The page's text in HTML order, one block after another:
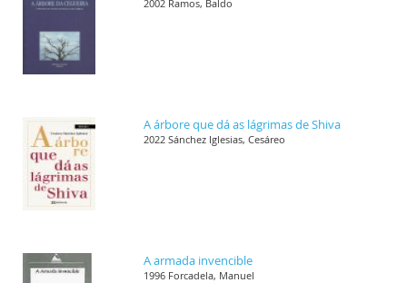
2002 Ramos, Baldo
A árbore que dá as lágrimas de Shiva
2022 Sánchez Iglesias, Cesáreo
A armada invencible
1996 Forcadela, Manuel